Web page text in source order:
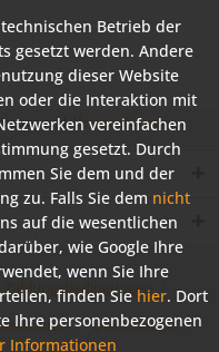
zzgl.Versandkosten
Zahlungsbedingungen
Über SAICOS
Betrieb der
gesetzt werden. Andere
dieser Website
oder die Interaktion mit
vereinfachen
gesetzt. Durch
Sie dem und der
zu. Falls Sie dem nicht
auf die wesentlichen
wie Google Ihre
wenn Sie Ihre
finden Sie hier. Dort
Ihre personenbezogenen
Informationen